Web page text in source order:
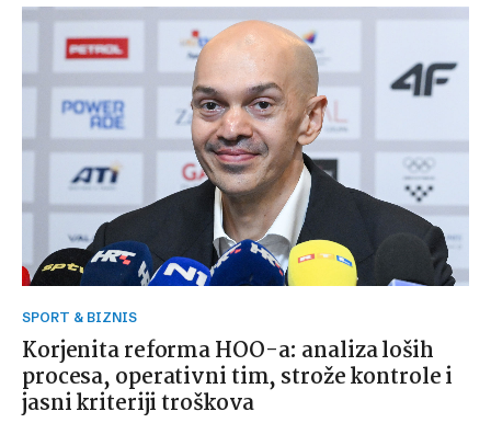
SPORT & BIZNIS
Korjenita reforma HOO-a: analiza loših
procesa, operativni tim, strože kontrole i
jasni kriteriji troškova